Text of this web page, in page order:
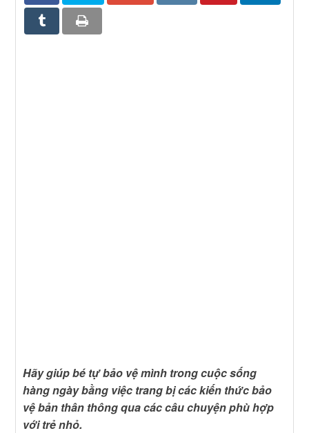
Hãy giúp bé tự bảo vệ mình trong cuộc sống
hàng ngày bằng việc trang bị các kiến thức bảo
vệ bản thân thông qua các câu chuyện phù hợp
với trẻ nhỏ.